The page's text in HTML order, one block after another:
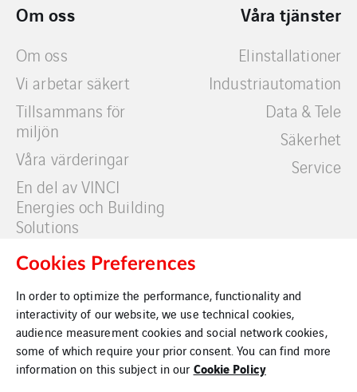
Om oss
Om oss
Vi arbetar säkert
Tillsammans för
miljön
Våra värderingar
En del av VINCI
Energies och Building
Solutions
Våra tjänster​
Elinstallationer
Industriautomation
Data & Tele
Säkerhet
Service
Våra kunder
Cookies Preferences
In order to optimize the performance, functionality and
interactivity of our website, we use technical cookies,
audience measurement cookies and social network cookies,
some of which require your prior consent. You can find more
information on this subject in our Cookie Policy